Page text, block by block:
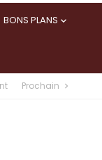
BONS PLANS 
Prochain chevron_right